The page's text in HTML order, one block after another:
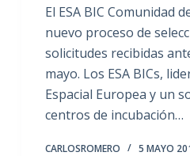
El ESA BIC Comunidad
nuevo proceso de
solicitudes recibidas
mayo. Los ESA BICs,
Espacial Europea y un
centros de incubación…
CARLOSROMERO 5 MAYO